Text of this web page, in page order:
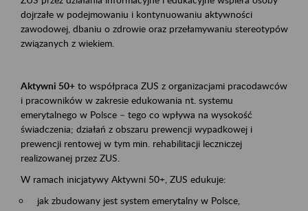
dojrzałe w podejmowaniu i kontynuowaniu aktywności
zawodowej, dbaniu o zdrowie oraz przełamywaniu stereotypów
związanych z wiekiem.
Aktywni 50+ to współpraca ZUS z organizacjami pracodawców
i pracowników w zakresie edukowania nt. systemu
emerytalnego w Polsce – tego co wpływa na wysokość
świadczenia; działań z obszaru prewencji wypadkowej i
prewencji rentowej w tym min. rehabilitacji leczniczej
realizowanej przez ZUS.
W ramach inicjatywy Aktywni 50+, ZUS edukuje:
jak zbudowany jest system emerytalny w Polsce,